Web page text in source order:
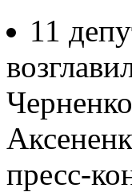
11
пресс-